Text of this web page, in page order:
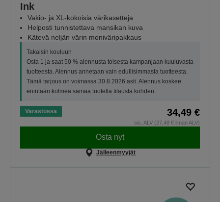
Ink
Vakio- ja XL-kokoisia värikasetteja
Helposti tunnistettava mansikan kuva
Kätevä neljän värin moniväripakkaus
Takaisin kouluun
Osta 1 ja saat 50 % alennusta toisesta kampanjaan kuuluvasta
tuotteesta. Alennus annetaan vain edullisimmasta tuotteesta.
Tämä tarjous on voimassa 30.8.2026 asti. Alennus koskee
enintään kolmea samaa tuotetta tilausta kohden.
Varastossa 34,49 €
sis. ALV (27,48 € ilman ALV)
Osta nyt
Jälleenmyyjät